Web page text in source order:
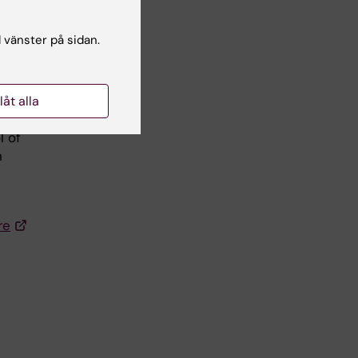
of
på sidan.
alla